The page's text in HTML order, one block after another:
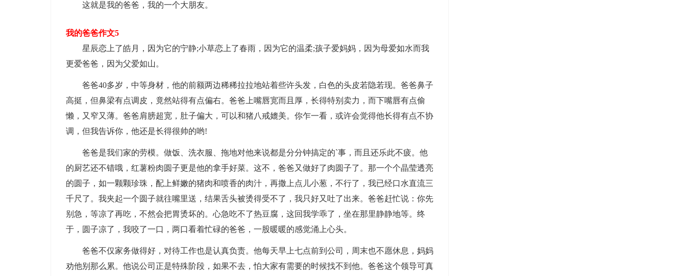
这就是我的爸爸，我的一个大朋友。
我的爸爸作文5
星辰恋上了皓月，因为它的宁静;小草恋上了春雨，因为它的温柔;孩子爱妈妈，因为母爱如水而我
更爱爸爸，因为父爱如山。
爸爸40多岁，中等身材，他的前额两边稀稀拉拉地站着些许头发，白色的头皮若隐若现。爸爸鼻子
高挺，但鼻梁有点调皮，竟然站得有点偏右。爸爸上嘴唇宽而且厚，长得特别卖力，而下嘴唇有点偷
懒，又窄又薄。爸爸肩膀超宽，肚子偏大，可以和猪八戒媲美。你乍一看，或许会觉得他长得有点不协
调，但我告诉你，他还是长得很帅的哟!
爸爸是我们家的劳模。做饭、洗衣服、拖地对他来说都是分分钟搞定的`事，而且还乐此不疲。他
的厨艺还不错哦，红薯粉肉圆子更是他的拿手好菜。这不，爸爸又做好了肉圆子了。那一个个晶莹透亮
的圆子，如一颗颗珍珠，配上鲜嫩的猪肉和喷香的肉汁，再撒上点儿小葱，不行了，我已经口水直流三
千尺了。我夹起一个圆子就往嘴里送，结果舌头被烫得受不了，我只好又吐了出来。爸爸赶忙说：你先
别急，等凉了再吃，不然会把胃烫坏的。心急吃不了热豆腐，这回我学乖了，坐在那里静静地等。终
于，圆子凉了，我咬了一口，两口看着忙碌的爸爸，一股暖暖的感觉涌上心头。
爸爸不仅家务做得好，对待工作也是认真负责。他每天早上七点前到公司，周末也不愿休息，妈妈
劝他别那么累。他说公司正是特殊阶段，如果不去，怕大家有需要的时候找不到他。爸爸这个领导可真